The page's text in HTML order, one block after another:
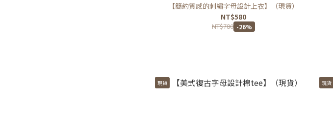
【簡約質感的刺繡字母設計上衣】（現貨）
NT$580
NT$780 -26%
現貨 現貨